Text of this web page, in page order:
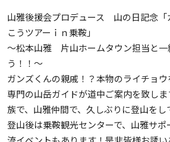
山雅後援会プロデュース 山の日記念「
こうツアーｉｎ乗鞍」
～松本山雅 片山ホームタウン担当と一
う！！～
ガンズくんの親戚！？本物のライチョ
専門の山岳ガイドが道中ご案内を致し
族で、山雅仲間で、久しぶりに登山をし
登山後は乗鞍観光センターで、山雅サ